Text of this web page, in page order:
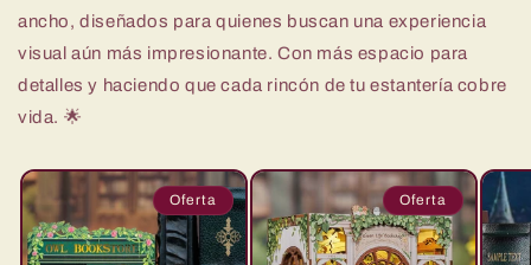
ancho, diseñados para quienes buscan una experiencia
visual aún más impresionante. Con más espacio para
detalles y haciendo que cada rincón de tu estantería cobre
vida. 🌟
Oferta Oferta